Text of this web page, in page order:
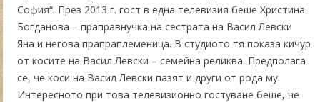
София“. През 2013 г. гост в една телевизия беше Христина
Богданова – праправнучка на сестрата на Васил Левски
Яна и негова прапраплеменица. В студиото тя показа кичур
от косите на Васил Левски – семейна реликва. Предполага
се, че коси на Васил Левски пазят и други от рода му.
Интересното при това телевизионно гостуване беше, че